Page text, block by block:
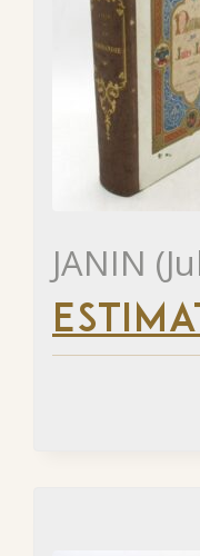
JANIN